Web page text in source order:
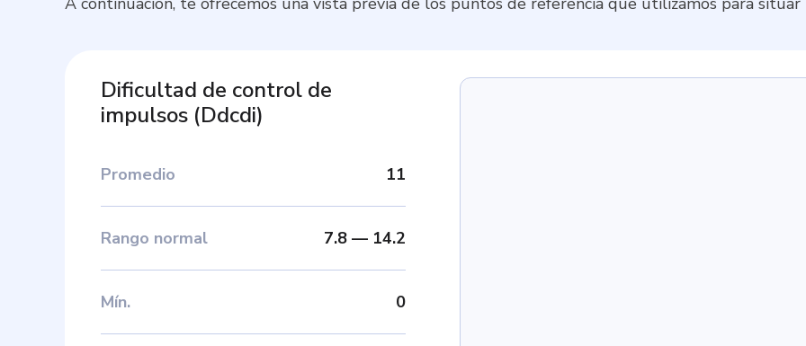
Dificultad de control de
impulsos (Ddcdi)
Promedio 11
Rango normal 7.8 — 14.2
Mín. 0